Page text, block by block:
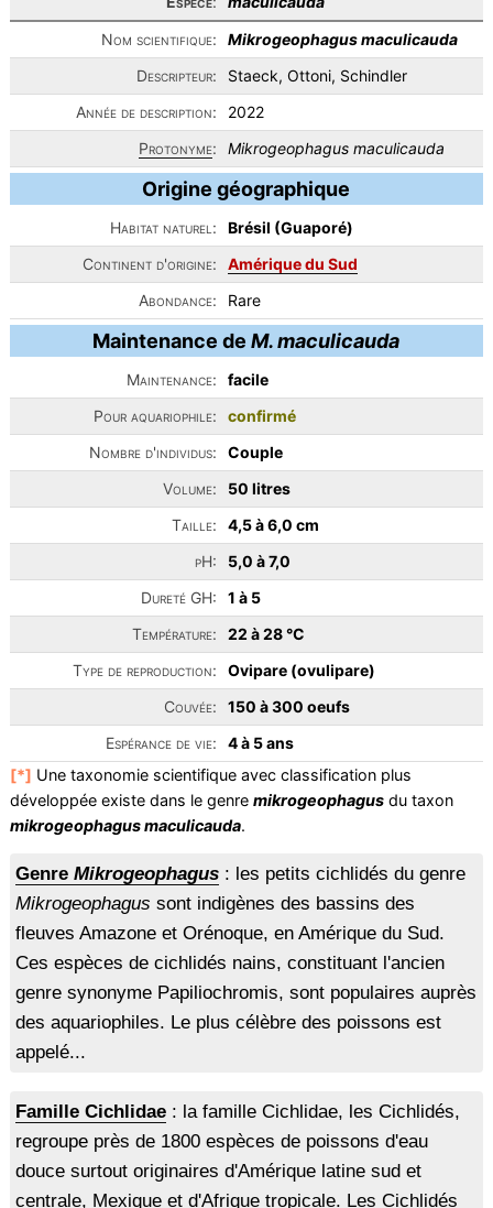
Nom scientifique:
Mikrogeophagus maculicauda
Descripteur:
Staeck, Ottoni, Schindler
Année de description:
2022
Protonyme: Mikrogeophagus maculicauda
Origine géographique
Habitat naturel:
Brésil (Guaporé)
Continent d'origine:
Amérique du Sud
Abondance:
Rare
Maintenance deM. maculicauda
Maintenance:
facile
Pour aquariophile:
confirmé
Nombre d'individus:
Couple
Volume:
50 litres
Taille:
4,5 à 6,0 cm
pH:
5,0 à 7,0
Dureté GH:
1 à 5
Température:
22 à 28 °C
Type de reproduction:
Ovipare (ovulipare)
Couvée:
150 à 300 oeufs
Espérance de vie:
4 à 5 ans
[*] Une taxonomie scientifique avec classification plus
développée existe dans le genre mikrogeophagusdu taxon
mikrogeophagus maculicauda.
Genre Mikrogeophagus: les petits cichlidés du genre
Mikrogeophagus sont indigènes des bassins des
fleuves Amazone et Orénoque, en Amérique du Sud.
Ces espèces de cichlidés nains, constituant l'ancien
genre synonyme Papiliochromis, sont populaires auprès
des aquariophiles. Le plus célèbre des poissons est
appelé...
Famille Cichlidae: la famille Cichlidae, les Cichlidés,
regroupe près de 1800 espèces de poissons d'eau
douce surtout originaires d'Amérique latine sud et
centrale, Mexique et d'Afrique tropicale. Les Cichlidés